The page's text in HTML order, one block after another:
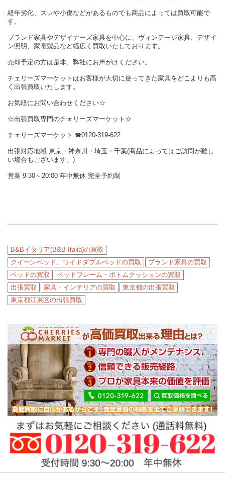
経年劣化、スレや小傷などがあるものでも商品によっては買取可能で
す。
ブランド家具やデザイナーズ家具を中心に、ヴィンテージ家具、デザイ
ン照明、家電製品など幅広く買取いたしております。
売却予定の方は是非、弊社にお声がけください。
チェリーズマーケットはお客様が大切に使ってきた家具をどこよりも高
く出張買取いたします。
お気軽にお問い合わせください☆
☆出張買取専門のチェリーズマーケット☆
チェリーズマーケット ☎︎0120-319-622
出張対応地域 東京・神奈川・埼玉・千葉(商品によってはご訪問が難し
い場合もございます。)
営業 9:30～20:00 年中無休 完全予約制
B&Bイタリア(B&B Italia)の買取
クイーンベッド、ワイドダブルベッドの買取
ブランド家具の買取
ベッドの買取
ベッドフレーム・ボトムクッションの買取
出張買取
家具・インテリアの買取
東京都の出張買取
東京都江東区の出張買取